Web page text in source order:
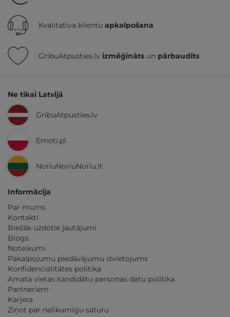
Kvalitatīva klientu apkalpošana
GribuAtpusties.lv izmēģināts un pārbaudīts
Ne tikai Latvijā
GribuAtpusties.lv
Emoti.pl
NoriuNoriuNoriu.lt
Informācija
Par mums
Kontakti
Biežāk uzdotie jautājumi
Blogs
Noteikumi
Pakalpojumu piedāvājumu izvietojums
Konfidencialitātes politika
Amata vietas kandidātu personas datu politika
Partneriem
Karjera
Ziņot par nelikumīgu saturu